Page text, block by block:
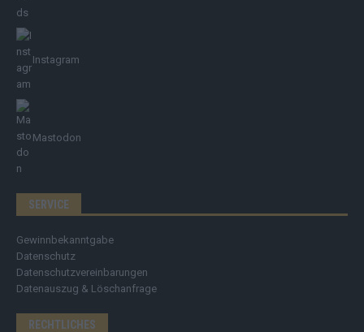
Instagram
Mastodon
SERVICE
Gewinnbekanntgabe
Datenschutz
Datenschutzvereinbarungen
Datenauszug & Löschanfrage
RECHTLICHES